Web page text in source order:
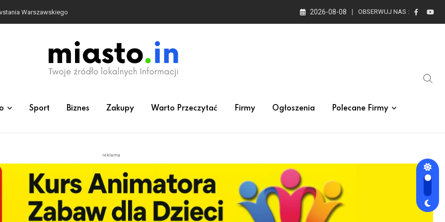
Warszawskiego 2026-08-08 OBSERWUJ NAS :
Sport Biznes Zakupy Warto Przeczytać Firmy Ogłoszenia Polecane Firmy
reklama